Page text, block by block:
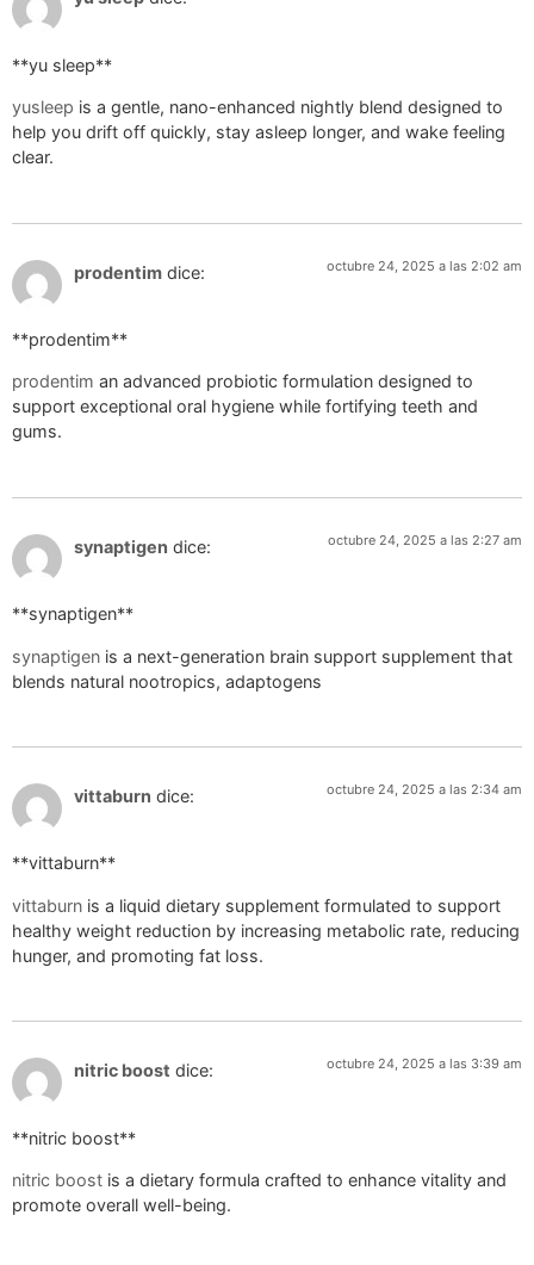
**yu sleep**
yusleep is a gentle, nano-enhanced nightly blend designed to
help you drift off quickly, stay asleep longer, and wake feeling
clear.
prodentim dice: octubre 24, 2025 a las 2:02 am
** prodentim**
prodentim an advanced probiotic formulation designed to
support exceptional oral hygiene while fortifying teeth and
gums.
synaptigen dice: octubre 24, 2025 a las 2:27 am
**synaptigen**
synaptigen is a next-generation brain support supplement that
blends natural nootropics, adaptogens
vittaburn dice: octubre 24, 2025 a las 2:34 am
** vittaburn**
vittaburn is a liquid dietary supplement formulated to support
healthy weight reduction by increasing metabolic rate, reducing
hunger, and promoting fat loss.
nitric boost dice: octubre 24, 2025 a las 3:39 am
**nitric boost**
nitric boost is a dietary formula crafted to enhance vitality and
promote overall well-being.